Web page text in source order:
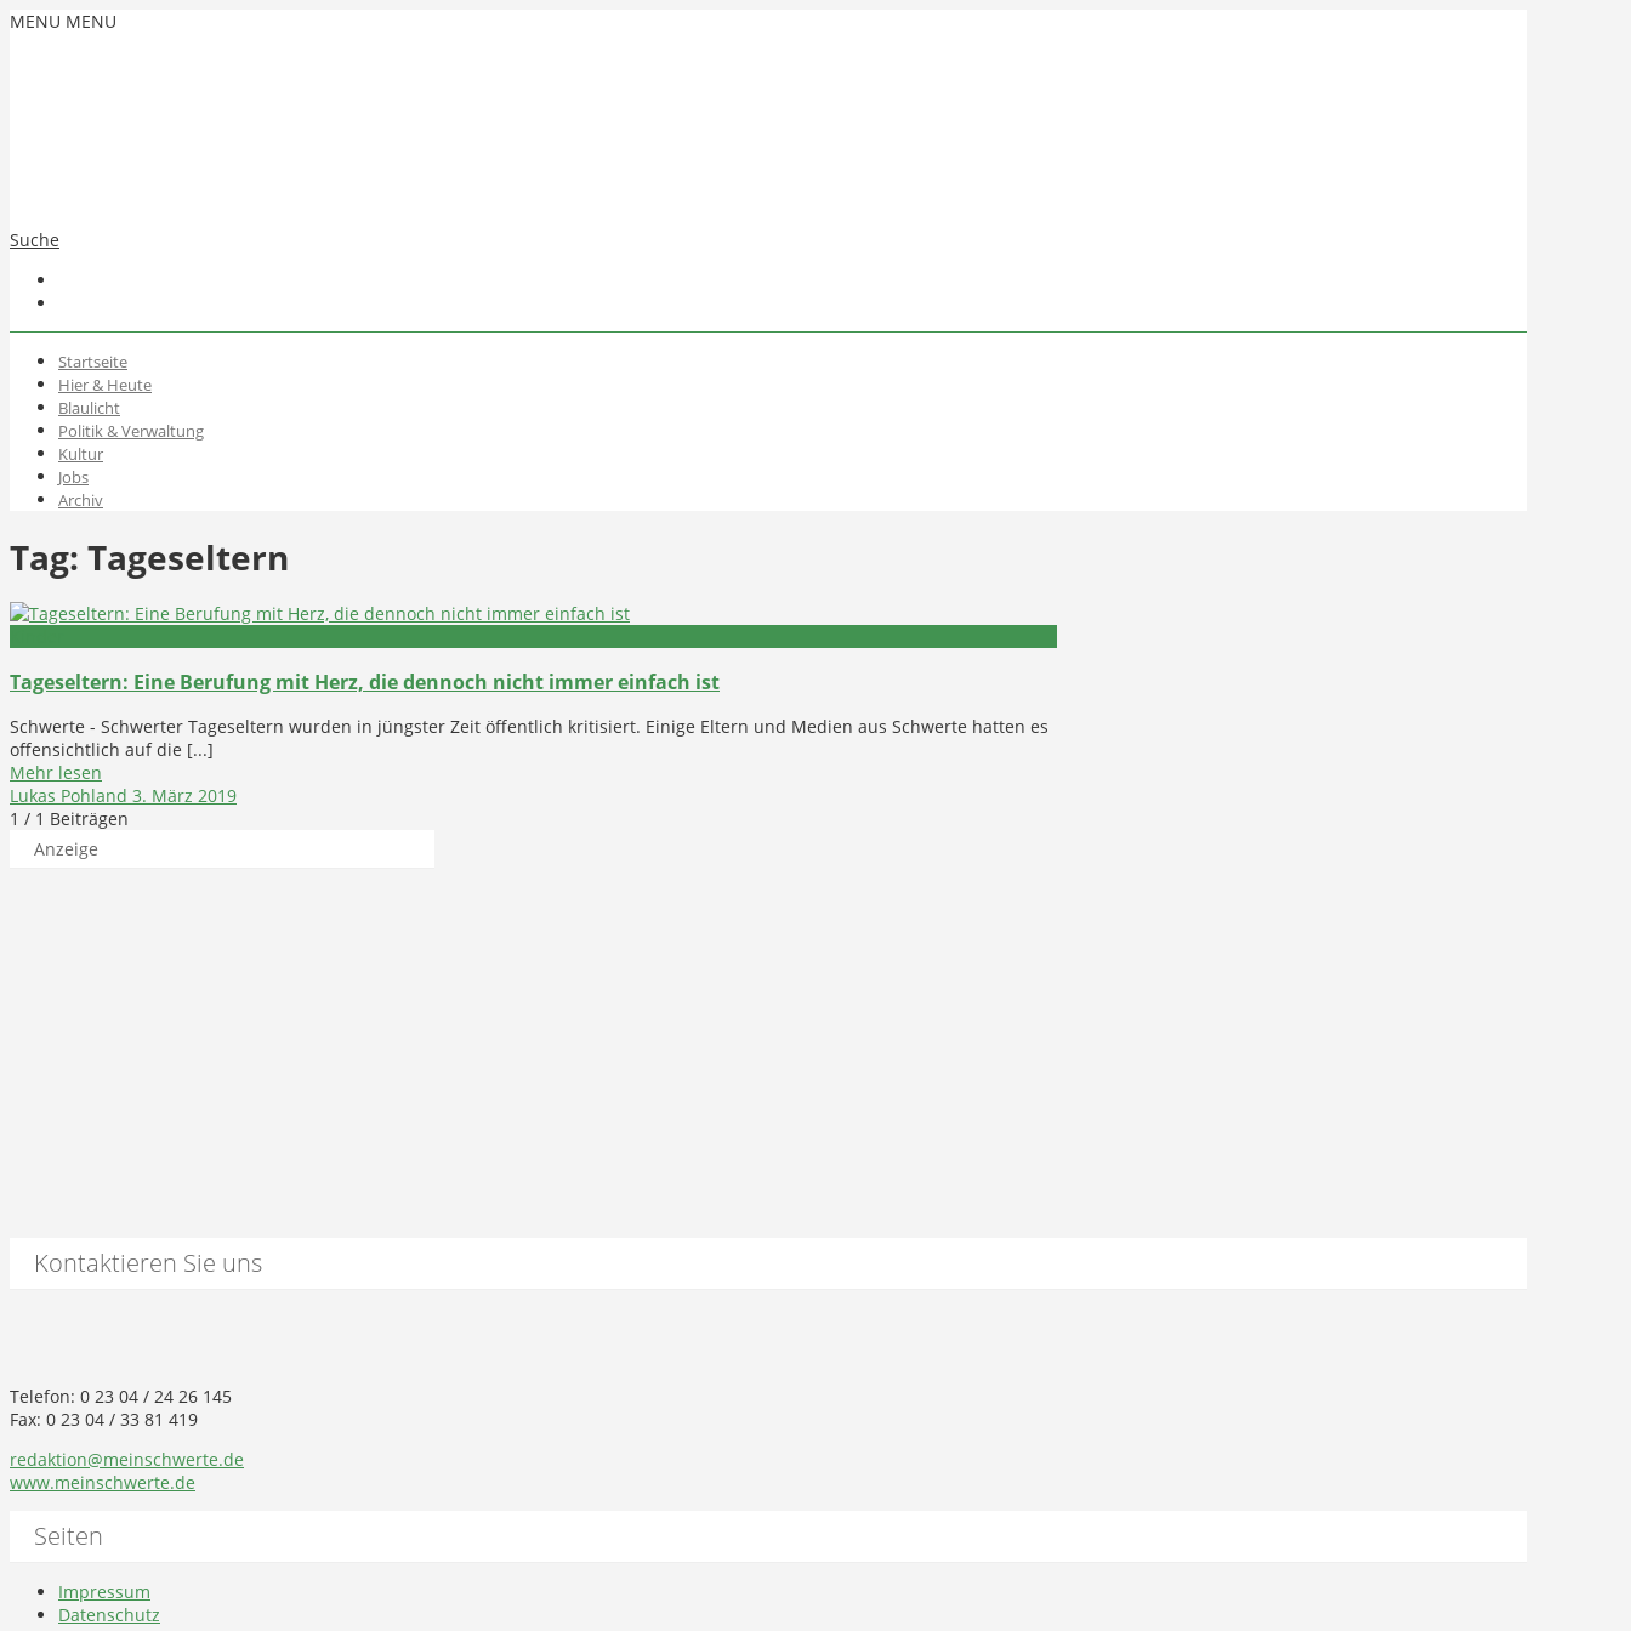
MENU MENU
Suche
Startseite
Hier & Heute
Blaulicht
Politik & Verwaltung
Kultur
Jobs
Archiv
Tag: Tageseltern
Tageseltern: Eine Berufung mit Herz, die dennoch nicht immer einfach ist
Schwerte - Schwerter Tageseltern wurden in jüngster Zeit öffentlich kritisiert. Einige Eltern und Medien aus Schwerte hatten es
offensichtlich auf die [...]
Mehr lesen
Lukas Pohland 3. März 2019
1 / 1 Beiträgen
Anzeige
Kontaktieren Sie uns
Telefon: 0 23 04 / 24 26 145
Fax: 0 23 04 / 33 81 419
redaktion@meinschwerte.de
www.meinschwerte.de
Seiten
Impressum
Datenschutz